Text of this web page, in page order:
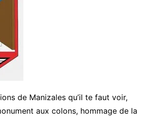
de Manizales qu’il te faut voir,
aux colons, hommage de la